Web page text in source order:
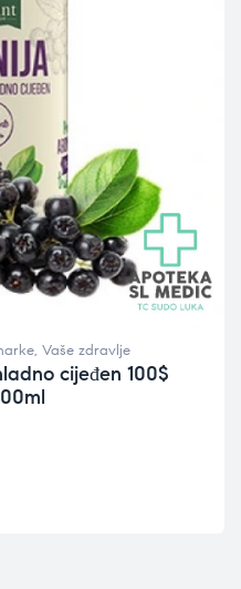
, Vaše zdravlje
cijeđen 100$